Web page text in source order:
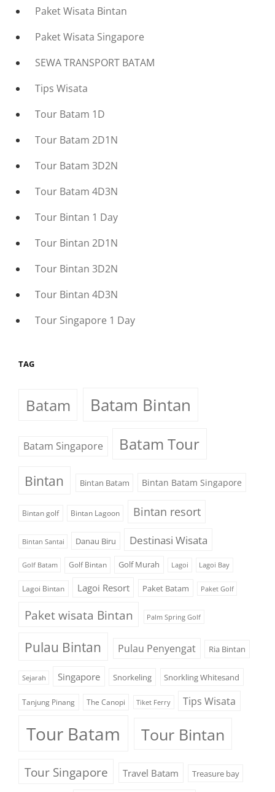
Paket Wisata Bintan
Paket Wisata Singapore
SEWA TRANSPORT BATAM
Tips Wisata
Tour Batam 1D
Tour Batam 2D1N
Tour Batam 3D2N
Tour Batam 4D3N
Tour Bintan 1 Day
Tour Bintan 2D1N
Tour Bintan 3D2N
Tour Bintan 4D3N
Tour Singapore 1 Day
TAG
Batam Batam Bintan
Batam Singapore Batam Tour
Bintan Bintan Batam Bintan Batam Singapore
Bintan golf Bintan Lagoon Bintan resort
Bintan Santai Danau Biru Destinasi Wisata
Golf Batam Golf Bintan Golf Murah Lagoi Lagoi Bay
Lagoi Bintan Lagoi Resort Paket Batam Paket Golf
Paket wisata Bintan Palm Spring Golf
Pulau Bintan Pulau Penyengat Ria Bintan
Sejarah Singapore Snorkeling Snorkling Whitesand
Tanjung Pinang The Canopi Tiket Ferry Tips Wisata
Tour Batam Tour Bintan
Tour Singapore Travel Batam Treasure bay